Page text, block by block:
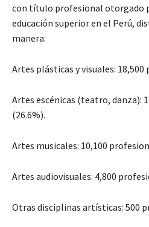
con título profesional otorgado
educación superior en el Perú,
manera:
Artes plásticas y visuales:
Artes escénicas (teatro, danza):
(26.6%).
Artes musicales: 10,100
Artes audiovisuales: 4,800
Otras disciplinas artísticas: 500